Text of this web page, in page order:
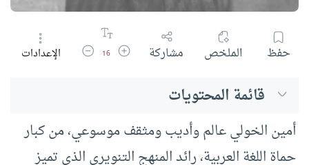
حفظ الملخص مشاركة زيادة حجم الخط
16 تقليل حجم الخط
الإعدادات
قائمة المحتويات
أمين الخولي عالم وأديب ومثقف موسوعي، من كبار
حماة اللغة العربية، رائد المنهج التنويري الذي تميز